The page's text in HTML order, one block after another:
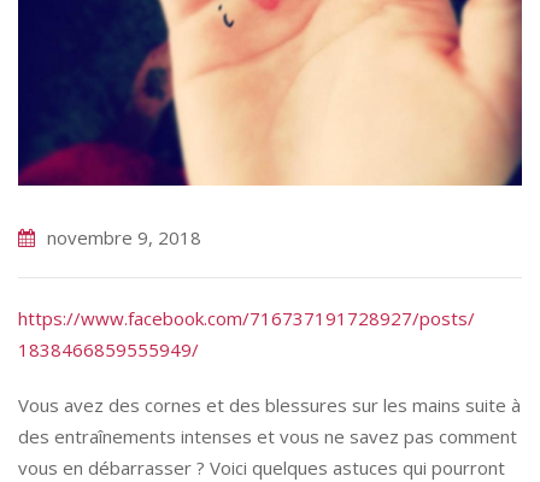
novembre 9, 2018
https://www.facebook.com/716737191728927/posts/
1838466859555949/
Vous avez des cornes et des blessures sur les mains suite à
des entraînements intenses et vous ne savez pas comment
vous en débarrasser ? Voici quelques astuces qui pourront